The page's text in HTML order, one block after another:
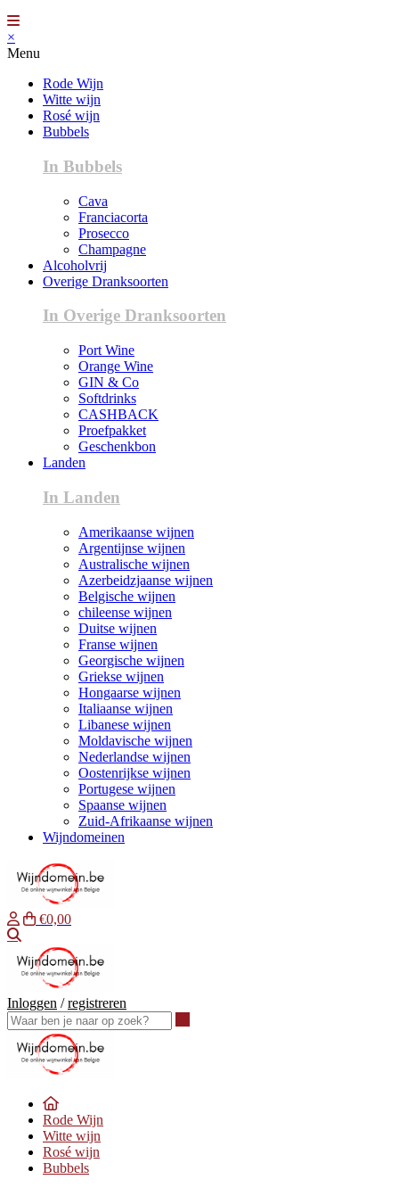
×
Menu
Rode Wijn
Witte wijn
Rosé wijn
Bubbels
In Bubbels
Cava
Franciacorta
Prosecco
Champagne
Alcoholvrij
Overige Dranksoorten
In Overige Dranksoorten
Port Wine
Orange Wine
GIN & Co
Softdrinks
CASHBACK
Proefpakket
Geschenkbon
Landen
In Landen
Amerikaanse wijnen
Argentijnse wijnen
Australische wijnen
Azerbeidzjaanse wijnen
Belgische wijnen
chileense wijnen
Duitse wijnen
Franse wijnen
Georgische wijnen
Griekse wijnen
Hongaarse wijnen
Italiaanse wijnen
Libanese wijnen
Moldavische wijnen
Nederlandse wijnen
Oostenrijkse wijnen
Portugese wijnen
Spaanse wijnen
Zuid-Afrikaanse wijnen
Wijndomeinen
€0,00
Inloggen /registreren
Rode Wijn
Witte wijn
Rosé wijn
Bubbels